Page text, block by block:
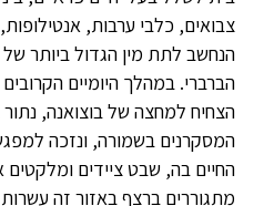
צבואים, כלבי ערבות,
הנחשב לתת מין הגדול ביותר
הברברי. במהלך היומיים
הצחיח למחצה של בוצואנה, נתור
המסקרנים בשמורה, ונזכה
החיים בה, שבט ציידים
מתגוררים ברצף באזור זה